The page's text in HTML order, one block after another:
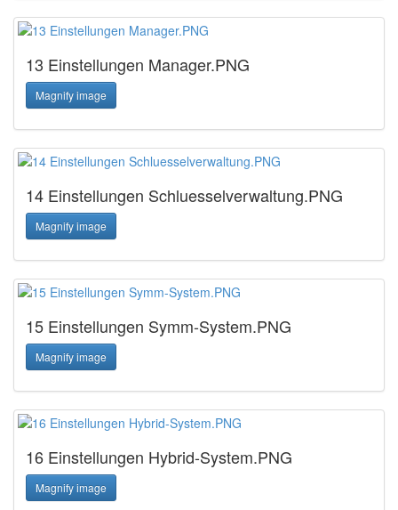
13 Einstellungen Manager.PNG
Magnify image
14 Einstellungen Schluesselverwaltung.PNG
Magnify image
15 Einstellungen Symm-System.PNG
Magnify image
16 Einstellungen Hybrid-System.PNG
Magnify image